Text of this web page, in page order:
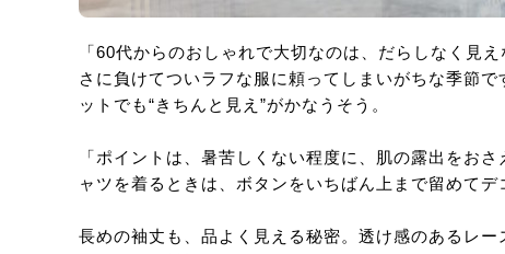
「60代からのおしゃれで大切なのは、だらしなく見
さに負けてついラフな服に頼ってしまいがちな季節
ットでも“きちんと見え”がかなうそう。
「ポイントは、暑苦しくない程度に、肌の露出をお
ャツを着るときは、ボタンをいちばん上まで留めてデ
長めの袖丈も、品よく見える秘密。透け感のあるレ